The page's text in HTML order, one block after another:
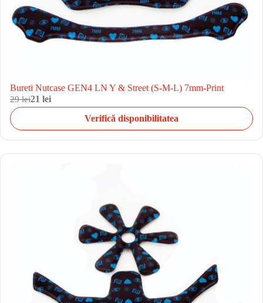
Bureti Nutcase GEN4 LN Y & Street (S-M-L) 7mm-Print
29 lei21 lei
Verifică disponibilitatea